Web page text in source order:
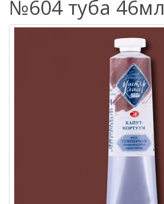
№604 туба 46мл